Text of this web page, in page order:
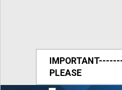
PLEASE